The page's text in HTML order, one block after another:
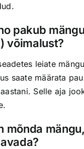
pakub
võimalust?
leiate
saate määrata
Selle aja
mõnda